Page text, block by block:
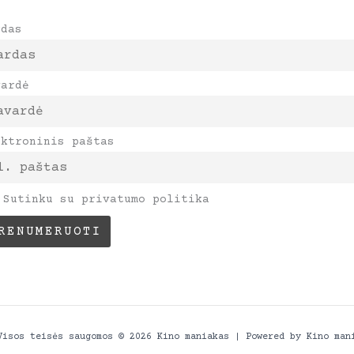
paštas
Sutinku su privatumo politika
teisės saugomos © 2026 Kino maniakas | Powered by Kino